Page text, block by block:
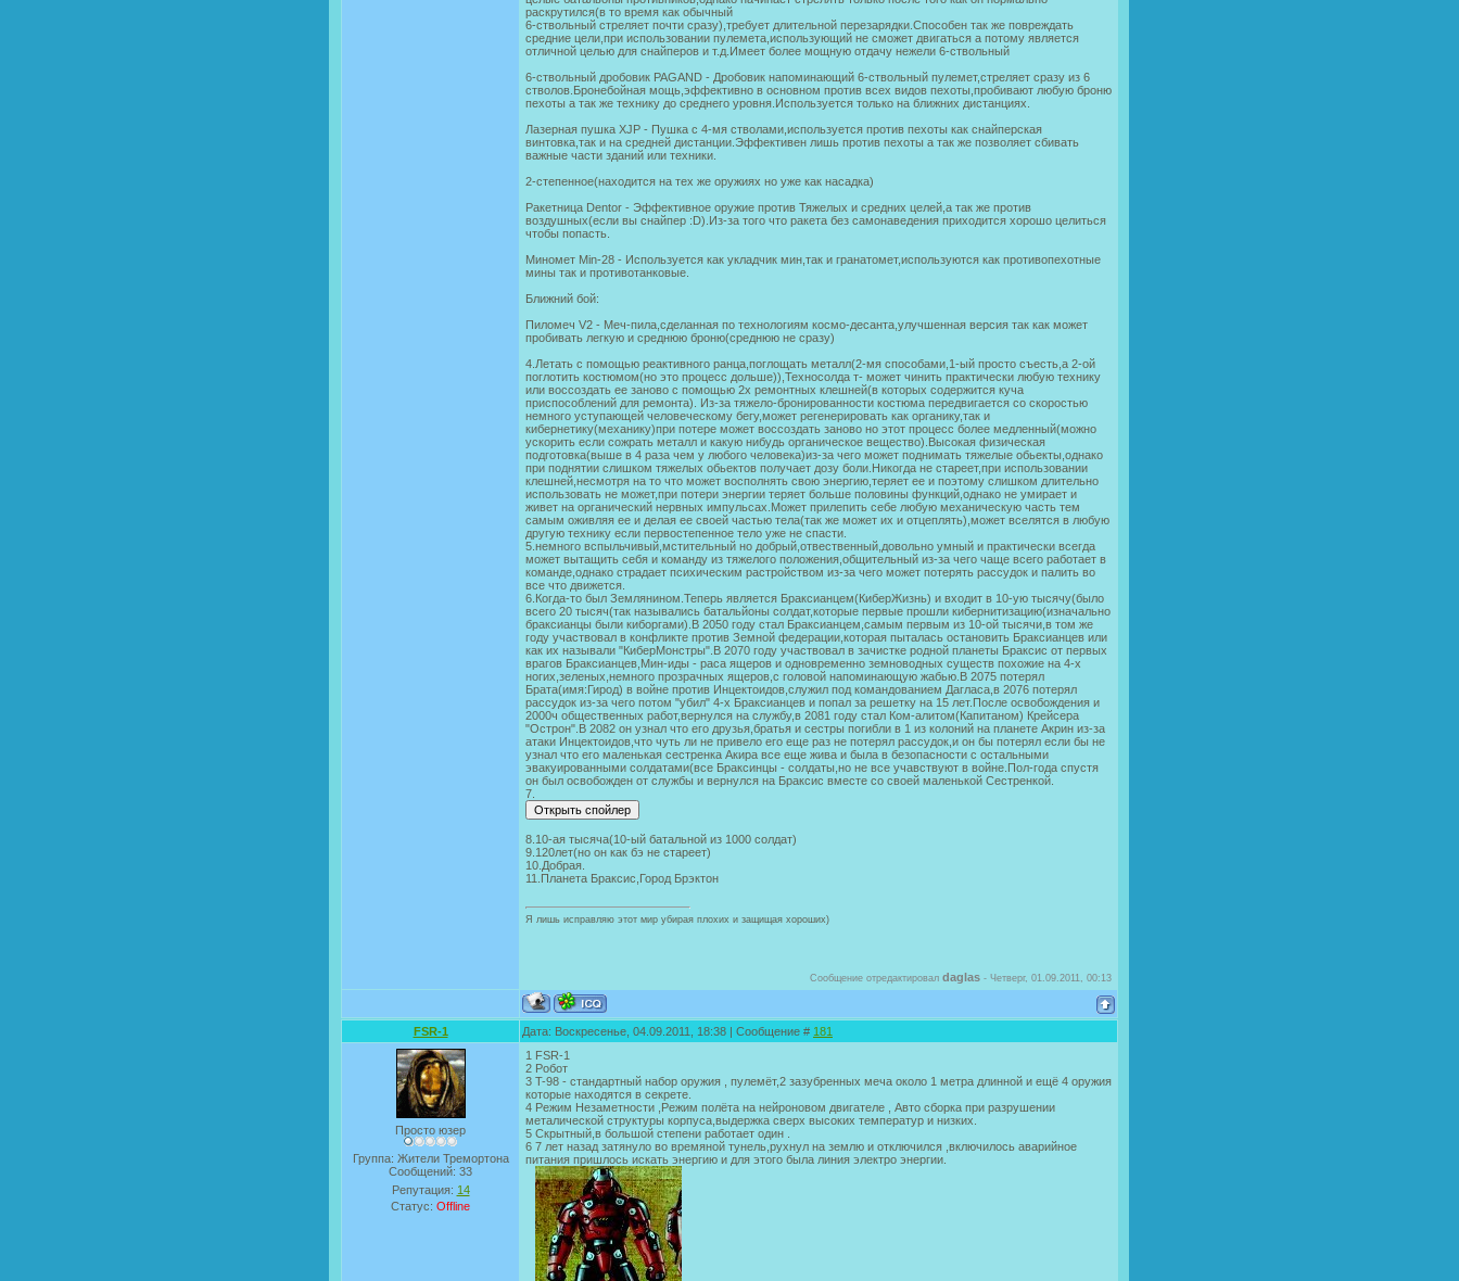
раскрутился(в то время как обычный
6-ствольный стреляет почти сразу),требует длительной перезарядки.Способен так же повреждать
средние цели,при использовании пулемета,использующий не сможет двигаться а потому является
отличной целью для снайперов и т.д.Имеет более мощную отдачу нежели 6-ствольный
6-ствольный дробовик PAGAND - Дробовик напоминающий 6-ствольный пулемет,стреляет сразу из 6
стволов.Бронебойная мощь,эффективно в основном против всех видов пехоты,пробивают любую броню
пехоты а так же технику до среднего уровня.Используется только на ближних дистанциях.
Лазерная пушка XJP - Пушка с 4-мя стволами,используется против пехоты как снайперская
винтовка,так и на средней дистанции.Эффективен лишь против пехоты а так же позволяет сбивать
важные части зданий или техники.
2-степенное(находится на тех же оружиях но уже как насадка)
Ракетница Dentor - Эффективное оружие против Тяжелых и средних целей,а так же против
воздушных(если вы снайпер :D).Из-за того что ракета без самонаведения приходится хорошо целиться
чтобы попасть.
Миномет Min-28 - Используется как укладчик мин,так и гранатомет,используются как противопехотные
мины так и противотанковые.
Ближний бой:
Пиломеч V2 - Меч-пила,сделанная по технологиям космо-десанта,улучшенная версия так как может
пробивать легкую и среднюю броню(среднюю не сразу)
4.Летать с помощью реактивного ранца,поглощать металл(2-мя способами,1-ый просто съесть,а 2-ой
поглотить костюмом(но это процесс дольше)),Техносолда т- может чинить практически любую технику
или воссоздать ее заново с помощью 2х ремонтных клешней(в которых содержится куча
приспособлений для ремонта). Из-за тяжело-бронированности костюма передвигается со скоростью
немного уступающей человеческому бегу,может регенерировать как органику,так и
кибернетику(механику)при потере может воссоздать заново но этот процесс более медленный(можно
ускорить если сожрать металл и какую нибудь органическое вещество).Высокая физическая
подготовка(выше в 4 раза чем у любого человека)из-за чего может поднимать тяжелые обьекты,однако
при поднятии слишком тяжелых обьектов получает дозу боли.Никогда не стареет,при использовании
клешней,несмотря на то что может восполнять свою энергию,теряет ее и поэтому слишком длительно
использовать не может,при потери энергии теряет больше половины функций,однако не умирает и
живет на органический нервных импульсах.Может прилепить себе любую механическую часть тем
самым оживляя ее и делая ее своей частью тела(так же может их и отцеплять),может вселятся в любую
другую технику если первостепенное тело уже не спасти.
5.немного вспыльчивый,мстительный но добрый,отвественный,довольно умный и практически всегда
может вытащить себя и команду из тяжелого положения,общительный из-за чего чаще всего работает в
команде,однако страдает психическим растройством из-за чего может потерять рассудок и палить во
все что движется.
6.Когда-то был Землянином.Теперь является Браксианцем(КиберЖизнь) и входит в 10-ую тысячу(было
всего 20 тысяч(так назывались батальйоны солдат,которые первые прошли кибернитизацию(изначально
браксианцы были киборгами).В 2050 году стал Браксианцем,самым первым из 10-ой тысячи,в том же
году участвовал в конфликте против Земной федерации,которая пыталась остановить Браксианцев или
как их называли "КиберМонстры".В 2070 году участвовал в зачистке родной планеты Браксис от первых
врагов Браксианцев,Мин-иды - раса ящеров и одновременно земноводных существ похожие на 4-х
ногих,зеленых,немного прозрачных ящеров,с головой напоминающую жабью.В 2075 потерял
Брата(имя:Гирод) в войне против Инцектоидов,служил под командованием Дагласа,в 2076 потерял
рассудок из-за чего потом "убил" 4-х Браксианцев и попал за решетку на 15 лет.После освобождения и
2000ч общественных работ,вернулся на службу,в 2081 году стал Ком-алитом(Капитаном) Крейсера
"Острон".В 2082 он узнал что его друзья,братья и сестры погибли в 1 из колоний на планете Акрин из-за
атаки Инцектоидов,что чуть ли не привело его еще раз не потерял рассудок,и он бы потерял если бы не
узнал что его маленькая сестренка Акира все еще жива и была в безопасности с остальными
эвакуированными солдатами(все Браксинцы - солдаты,но не все учавствуют в войне.Пол-года спустя
он был освобожден от службы и вернулся на Браксис вместе со своей маленькой Сестренкой.
7.
8.10-ая тысяча(10-ый батальной из 1000 солдат)
9.120лет(но он как бэ не стареет)
10.Добрая.
11.Планета Браксис,Город Брэктон
Я лишь исправляю этот мир убирая плохих и защищая хороших)
Сообщение отредактировал daglas - Четверг, 01.09.2011, 00:13
FSR-1 Дата: Воскресенье, 04.09.2011, 18:38 | Сообщение # 181
Просто юзер
Группа: Жители Тремортона
Сообщений: 33
Репутация: 14
Статус: Offline
1 FSR-1
2 Робот
3 T-98 - стандартный набор оружия , пулемёт,2 зазубренных меча около 1 метра длинной и ещё 4 оружия
которые находятся в секрете.
4 Режим Незаметности ,Режим полёта на нейроновом двигателе , Авто сборка при разрушении
металической структуры корпуса,выдержка сверх высоких температур и низких.
5 Скрытный,в большой степени работает один .
6 7 лет назад затянуло во времяной тунель,рухнул на землю и отключился ,включилось аварийное
питания пришлось искать энергию и для этого была линия электро энергии.